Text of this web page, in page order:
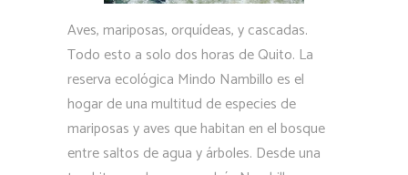
Aves, mariposas, orquídeas, y cascadas.
Todo esto a solo dos horas de Quito. La
reserva ecológica Mindo Nambillo es el
hogar de una multitud de especies de
mariposas y aves que habitan en el bosque
entre saltos de agua y árboles. Desde una